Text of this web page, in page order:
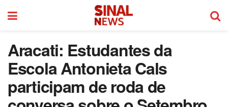
Aracati: Estudantes da
Escola Antonieta Cals
participam de roda de